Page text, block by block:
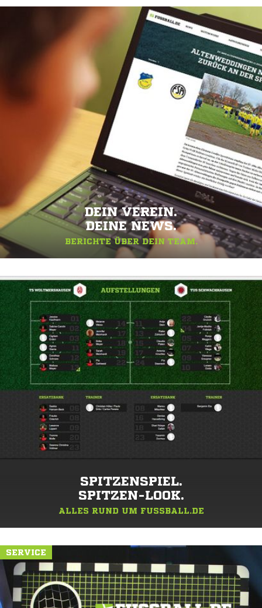
DEIN VEREIN.
DEINE NEWS.
BERICHTE ÜBER DEIN TEAM.
SPITZENSPIEL.
SPITZEN-LOOK.
ALLES RUND UM FUSSBALL.DE
SERVICE